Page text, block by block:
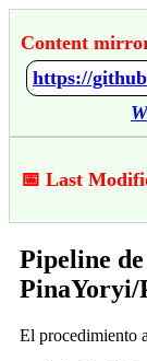
Content
📅 Last
Pipeline
PinaYoryi/
El procedimiento